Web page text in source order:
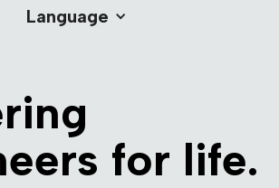
Language
for life.